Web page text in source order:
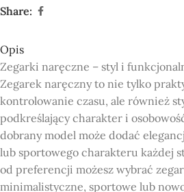
Share:
Opis
Zegarki naręczne – styl i
Zegarek naręczny to nie tylko
kontrolowanie czasu, ale również
podkreślający charakter i
dobrany model może dodać
lub sportowego charakteru każdej
od preferencji możesz wybrać
minimalistyczne, sportowe lub